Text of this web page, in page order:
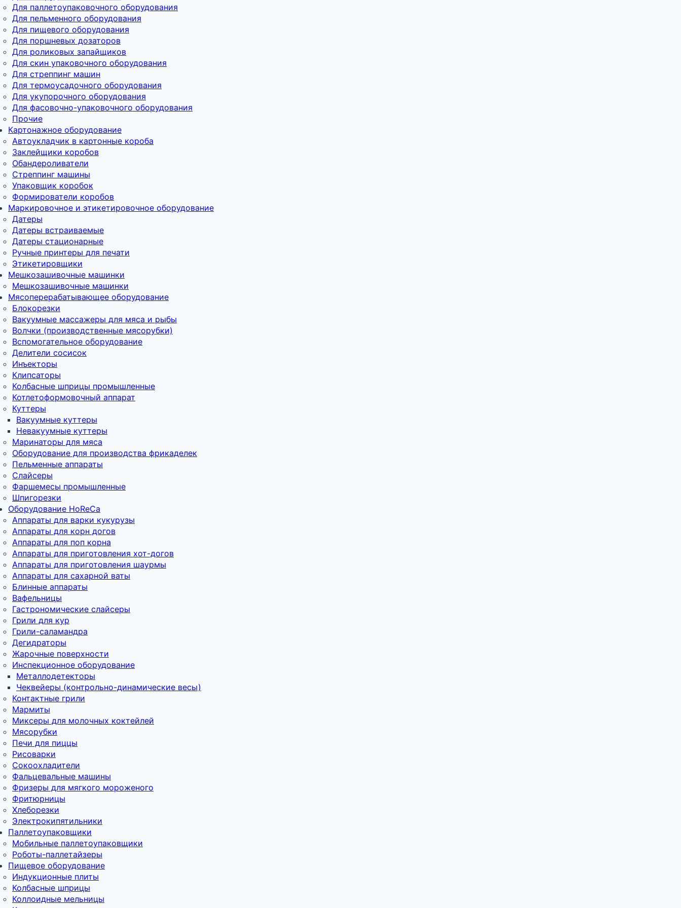
Для паллетоупаковочного оборудования
Для пельменного оборудования
Для пищевого оборудования
Для поршневых дозаторов
Для роликовых запайщиков
Для скин упаковочного оборудования
Для стреппинг машин
Для термоусадочного оборудования
Для укупорочного оборудования
Для фасовочно-упаковочного оборудования
Прочие
Картонажное оборудование
Автоукладчик в картонные короба
Заклейщики коробов
Обандероливатели
Стреппинг машины
Упаковщик коробок
Формирователи коробов
Маркировочное и этикетировочное оборудование
Датеры
Датеры встраиваемые
Датеры стационарные
Ручные принтеры для печати
Этикетировщики
Мешкозашивочные машинки
Мешкозашивочные машинки
Мясоперерабатывающее оборудование
Блокорезки
Вакуумные массажеры для мяса и рыбы
Волчки (производственные мясорубки)
Вспомогательное оборудование
Делители сосисок
Инъекторы
Клипсаторы
Колбасные шприцы промышленные
Котлетоформовочный аппарат
Куттеры
Вакуумные куттеры
Невакуумные куттеры
Маринаторы для мяса
Оборудование для производства фрикаделек
Пельменные аппараты
Слайсеры
Фаршемесы промышленные
Шпигорезки
Оборудование HoReCa
Аппараты для варки кукурузы
Аппараты для корн догов
Аппараты для поп корна
Аппараты для приготовления хот-догов
Аппараты для приготовления шаурмы
Аппараты для сахарной ваты
Блинные аппараты
Вафельницы
Гастрономические слайсеры
Грили для кур
Грили-саламандра
Дегидраторы
Жарочные поверхности
Инспекционное оборудование
Металлодетекторы
Чеквейеры (контрольно-динамические весы)
Контактные грили
Мармиты
Миксеры для молочных коктейлей
Мясорубки
Печи для пиццы
Рисоварки
Сокоохладители
Фальцевальные машины
Фризеры для мягкого мороженого
Фритюрницы
Хлеборезки
Электрокипятильники
Паллетоупаковщики
Мобильные паллетоупаковщики
Роботы-паллетайзеры
Пищевое оборудование
Индукционные плиты
Колбасные шприцы
Коллоидные мельницы